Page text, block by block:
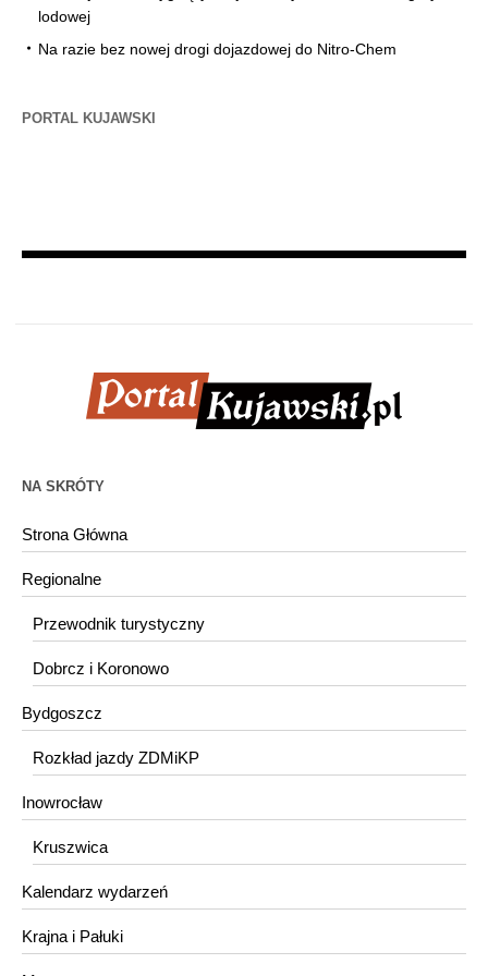
lodowej
Na razie bez nowej drogi dojazdowej do Nitro-Chem
PORTAL KUJAWSKI
NA SKRÓTY
Strona Główna
Regionalne
Przewodnik turystyczny
Dobrcz i Koronowo
Bydgoszcz
Rozkład jazdy ZDMiKP
Inowrocław
Kruszwica
Kalendarz wydarzeń
Krajna i Pałuki